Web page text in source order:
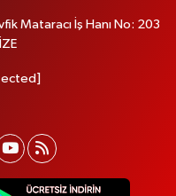
Mataracı İş Hanı No: 203